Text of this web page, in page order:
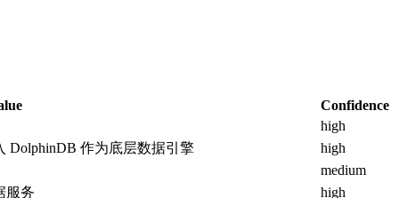
Confidence
high
DolphinDB 作为底层数据引擎
high
medium
服务
high